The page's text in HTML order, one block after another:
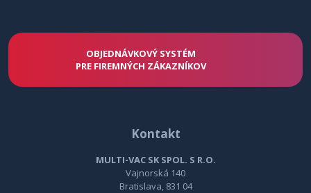
OBJEDNÁVKOVÝ SYSTÉM
PRE FIREMNÝCH ZÁKAZNÍKOV
Kontakt
MULTI-VAC SK SPOL. S R.O.
Vajnorská 140
Bratislava, 831 04